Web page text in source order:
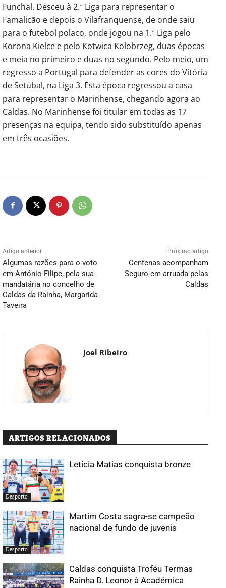
Funchal. Desceu à 2.ª Liga para representar o
Famalicão e depois o Vilafranquense, de onde saiu
para o futebol polaco, onde jogou na 1.ª Liga pelo
Korona Kielce e pelo Kotwica Kolobrzeg, duas épocas
e meia no primeiro e duas no segundo. Pelo meio, um
regresso a Portugal para defender as cores do Vitória
de Setúbal, na Liga 3. Esta época regressou a casa
para representar o Marinhense, chegando agora ao
Caldas. No Marinhense foi titular em todas as 17
presenças na equipa, tendo sido substituído apenas
em três ocasiões.
Artigo anterior
Algumas razões para o voto
em António Filipe, pela sua
mandatária no concelho de
Caldas da Rainha, Margarida
Taveira
Próximo artigo
Centenas acompanham
Seguro em arruada pelas
Caldas
Joel Ribeiro
ARTIGOS RELACIONADOS
Desporto
Letícia Matias conquista bronze
Desporto
Martim Costa sagra-se campeão
nacional de fundo de juvenis
Caldas conquista Troféu Termas
Rainha D. Leonor à Académica